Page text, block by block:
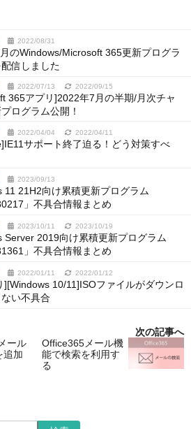
2022/08/31
のWindows/Microsoft 365更新プログラ
信しました
2022/07/13 2022/09/15
365アプリ]2022年7月の半期/月次チャ
ログラム公開！
2022/04/04 2022/04/11
サポート終了迫る！どう対策すべ
2023/09/13
11 21H2向け累積更新プログラム
」不具合情報まとめ
2023/10/11 2023/10/19
Server 2019向け累積更新プログラム
」不具合情報まとめ
2022/01/11 2022/01/12
][Windows 10/11]ISOファイルがダウンロ
い不具合
ール
追加
次の記事へ
Office365メール機
能で検索を利用す
る